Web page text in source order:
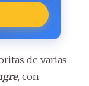
de varias
, con